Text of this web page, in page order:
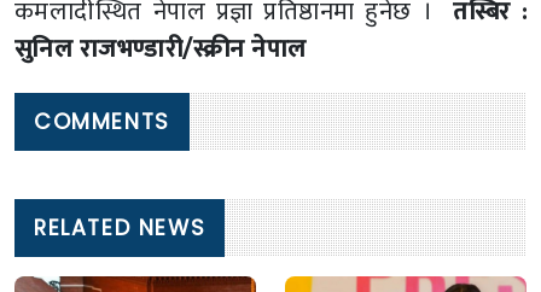
कमलादीस्थित नेपाल प्रज्ञा प्रतिष्ठानमा हुनेछ । तस्बिर :
सुनिल राजभण्डारी/स्क्रीन नेपाल
COMMENTS
RELATED NEWS